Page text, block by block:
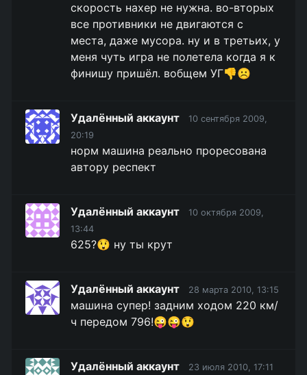
скорость нахер не нужна. во-вторых
все противники не двигаются с
места, даже мусора. ну и в третьих, у
меня чуть игра не полетела когда я к
финишу пришёл. вобщем УГ👎☹️
Удалённый аккаунт
10 сентября 2009,
20:19
норм машина реально проресована
автору респект
Удалённый аккаунт
10 октября 2009,
13:44
625?😲 ну ты крут
Удалённый аккаунт 28 марта 2010, 13:15
машина супер! задним ходом 220 км/
ч передом 796!😜😜😲
Удалённый аккаунт 23 июля 2010, 17:11